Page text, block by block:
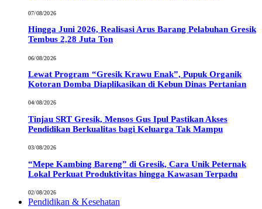
07/08/2026
Hingga Juni 2026, Realisasi Arus Barang Pelabuhan Gresik
Tembus 2,28 Juta Ton
06/08/2026
Lewat Program “Gresik Krawu Enak”, Pupuk Organik
Kotoran Domba Diaplikasikan di Kebun Dinas Pertanian
04/08/2026
Tinjau SRT Gresik, Mensos Gus Ipul Pastikan Akses
Pendidikan Berkualitas bagi Keluarga Tak Mampu
03/08/2026
“Mepe Kambing Bareng” di Gresik, Cara Unik Peternak
Lokal Perkuat Produktivitas hingga Kawasan Terpadu
02/08/2026
Pendidikan & Kesehatan